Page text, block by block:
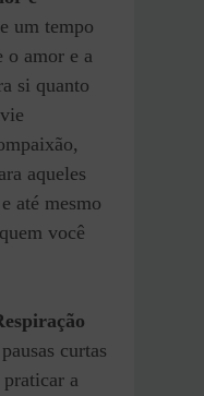
um tempo
o amor e a
si quanto
aqueles
até mesmo
você
curtas
a